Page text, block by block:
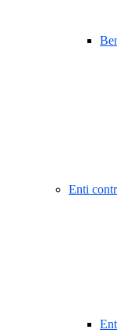
Enti